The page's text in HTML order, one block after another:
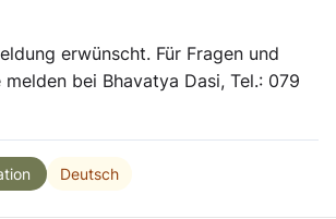
erwünscht. Für Fragen und
bei Bhavatya Dasi, Tel.: 079
Deutsch